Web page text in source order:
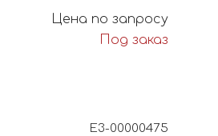
Е3-00000475
Цена по запросу
Под заказ